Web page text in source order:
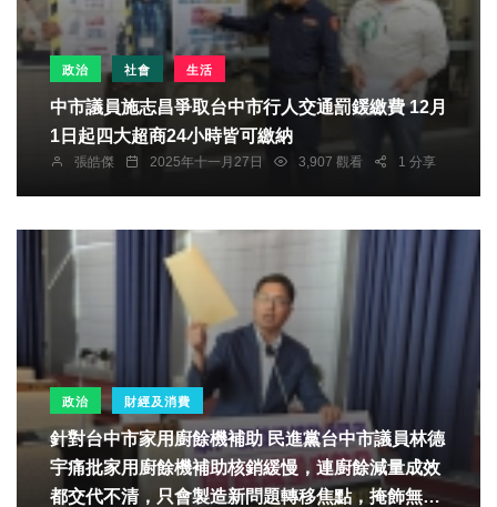
政治 社會 生活
中市議員施志昌爭取台中市行人交通罰鍰繳費 12月
1日起四大超商24小時皆可繳納
張皓傑 2025年十一月27日 3,907 觀看 1 分享
政治 財經及消費
針對台中市家用廚餘機補助 民進黨台中市議員林德
宇痛批家用廚餘機補助核銷緩慢，連廚餘減量成效
都交代不清，只會製造新問題轉移焦點，掩飾無法